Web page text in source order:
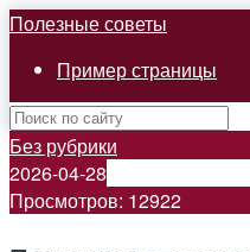
Полезные советы
Пример страницы
Без рубрики
2026-04-28
Просмотров: 12922